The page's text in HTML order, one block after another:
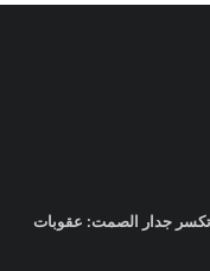
جدار الصمت: عقوبات